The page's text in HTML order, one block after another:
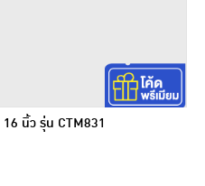
นิ้ว รุ่น CTM831